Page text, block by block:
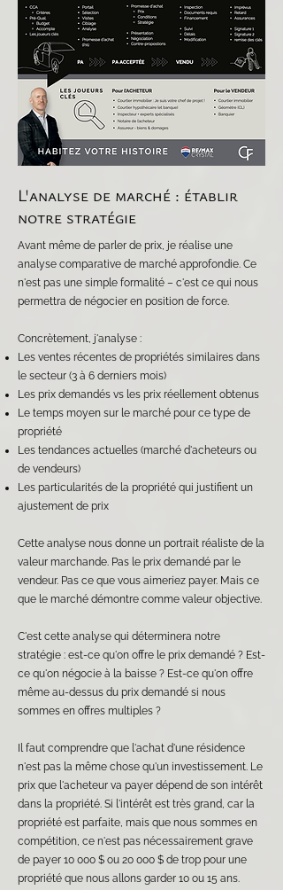
L'analyse de marché : établir
notre stratégie
Avant même de parler de prix, je réalise une
analyse comparative de marché approfondie. Ce
n'est pas une simple formalité – c'est ce qui nous
permettra de négocier en position de force.
Concrètement, j'analyse :
Les ventes récentes de propriétés similaires dans
le secteur (3 à 6 derniers mois)
Les prix demandés vs les prix réellement obtenus
Le temps moyen sur le marché pour ce type de
propriété
Les tendances actuelles (marché d'acheteurs ou
de vendeurs)
Les particularités de la propriété qui justifient un
ajustement de prix
Cette analyse nous donne un portrait réaliste de la
valeur marchande. Pas le prix demandé par le
vendeur. Pas ce que vous aimeriez payer. Mais ce
que le marché démontre comme valeur objective.
C'est cette analyse qui déterminera notre
stratégie : est-ce qu'on offre le prix demandé ? Est-
ce qu'on négocie à la baisse ? Est-ce qu'on offre
même au-dessus du prix demandé si nous
sommes en offres multiples ?
Il faut comprendre que l'achat d'une résidence
n'est pas la même chose qu'un investissement. Le
prix que l'acheteur va payer dépend de son intérêt
dans la propriété. Si l'intérêt est très grand, car la
propriété est parfaite, mais que nous sommes en
compétition, ce n'est pas nécessairement grave
de payer 10 000 $ ou 20 000 $ de trop pour une
propriété que nous allons garder 10 ou 15 ans.